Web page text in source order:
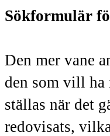
Sökformulär
Den mer vane
den som vill
ställas när det
redovisats,